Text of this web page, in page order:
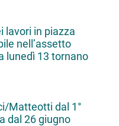
lavori in piazza
nell’assetto
lunedì 13 tornano
Matteotti dal 1°
dal 26 giugno